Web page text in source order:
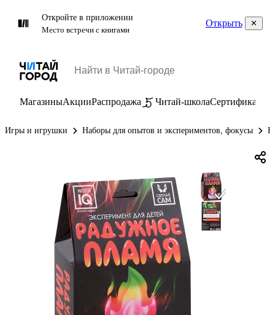
Откройте в приложении
Место встречи с книгами
Открыть
МагазиныАкцииРаспродажа Читай-школаСертификаты
Игры и игрушки Наборы для опытов и экспериментов, фокусы